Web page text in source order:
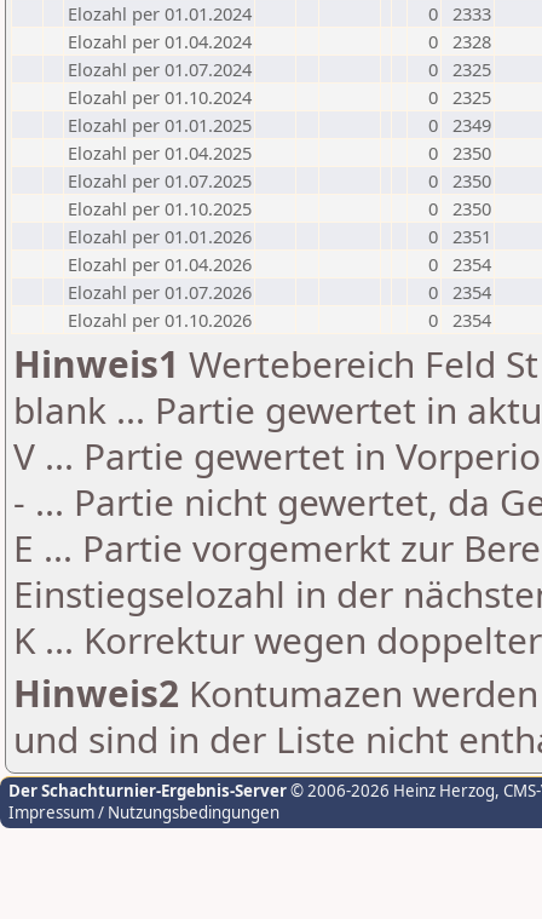
Elozahl per 01.01.2024
0 2333
Elozahl per 01.04.2024
0 2328
Elozahl per 01.07.2024
0 2325
Elozahl per 01.10.2024
0 2325
Elozahl per 01.01.2025
0 2349
Elozahl per 01.04.2025
0 2350
Elozahl per 01.07.2025
0 2350
Elozahl per 01.10.2025
0 2350
Elozahl per 01.01.2026
0 2351
Elozahl per 01.04.2026
0 2354
Elozahl per 01.07.2026
0 2354
Elozahl per 01.10.2026
0 2354
Hinweis1 Wertebereich Feld
blank ... Partie gewertet in
V ... Partie gewertet in
- ... Partie nicht gewertet, da
E ... Partie vorgemerkt zur
Einstiegselozahl in der
K ... Korrektur wegen
Hinweis2 Kontumazen
und sind in der Liste nicht
Der Schachturnier-Ergebnis-Server© 2006-2026 Heinz Herzog,
Impressum / Nutzungsbedingungen